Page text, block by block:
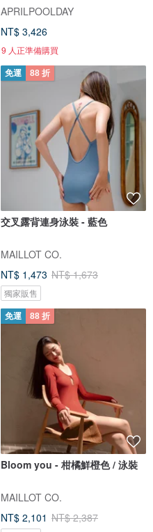
APRILPOOLDAY
NT$ 3,426
9 人正準備購買
免運 88 折
交叉露背連身泳裝 - 藍色
MAILLOT CO.
NT$ 1,473 NT$ 1,673
獨家販售
免運 88 折
Bloom you - 柑橘鮮橙色 / 泳裝
MAILLOT CO.
NT$ 2,101 NT$ 2,387